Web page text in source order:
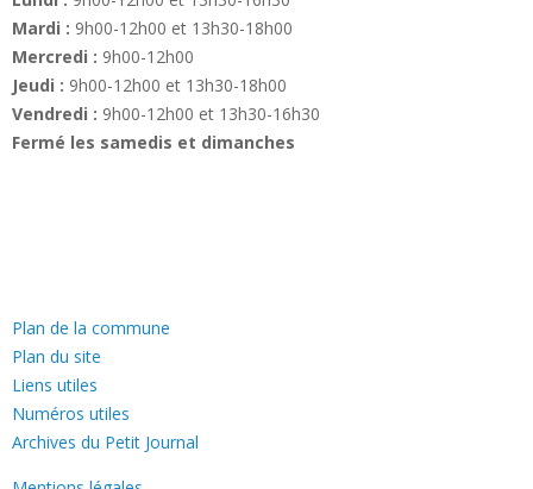
Mardi : 9h00-12h00 et 13h30-18h00
Mercredi : 9h00-12h00
Jeudi : 9h00-12h00 et 13h30-18h00
Vendredi : 9h00-12h00 et 13h30-16h30
Fermé les samedis et dimanches
Plan de la commune
Plan du site
Liens utiles
Numéros utiles
Archives du Petit Journal